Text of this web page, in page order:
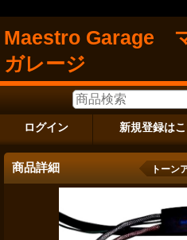
Maestro Garage
ガレージ
ログイン 新規登録は
商品詳細 トーン